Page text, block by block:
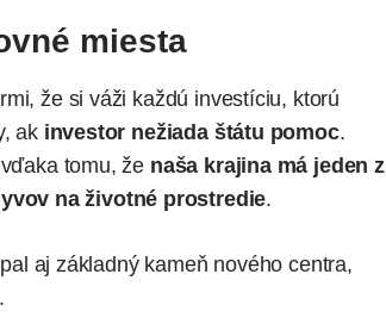
miesta
že si váži každú investíciu, ktorú
ak investor nežiada štátu pomoc.
tomu, že naša krajina má jeden z
na životné prostredie.
aj základný kameň nového centra,